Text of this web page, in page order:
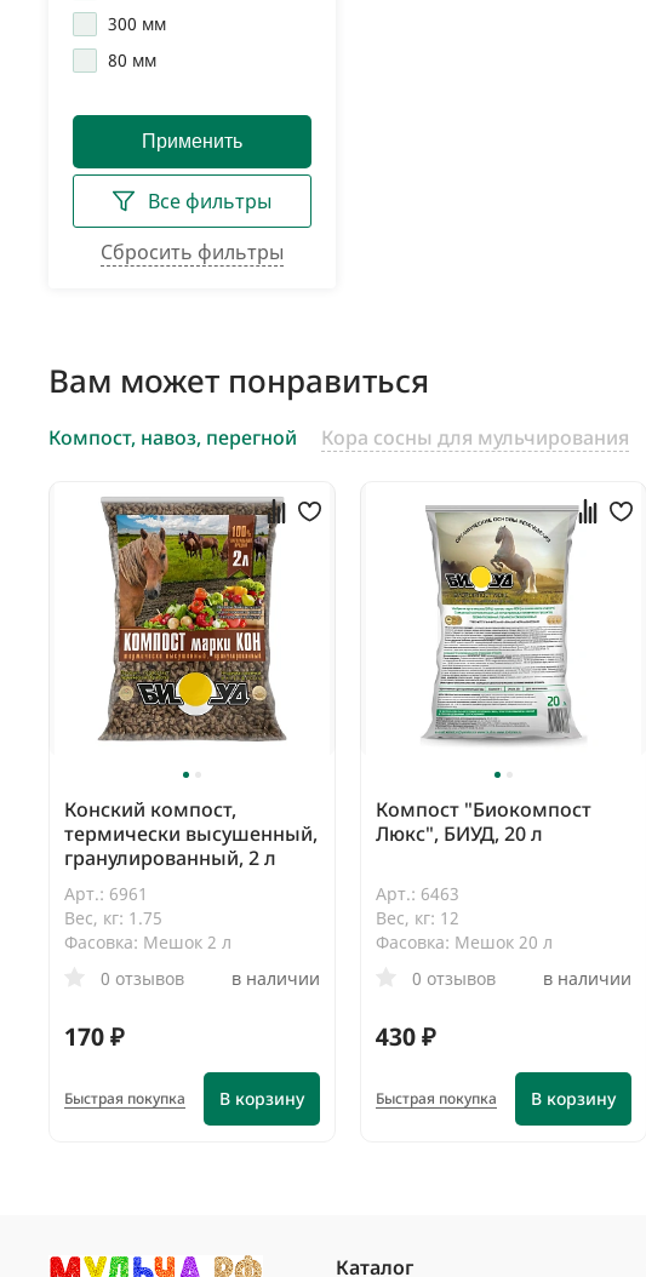
300 мм
80 мм
Все фильтры
Сбросить фильтры
Вам может понравиться
Компост, навоз, перегной Кора сосны для мульчирования
Конский компост,
термически высушенный,
гранулированный, 2 л
Арт.: 6961
Вес, кг: 1.75
Фасовка: Мешок 2 л
0 отзывов
в наличии
170 ₽
В корзину
Быстрая покупка
Компост "Биокомпост
Люкс", БИУД, 20 л
Арт.: 6463
Вес, кг: 12
Фасовка: Мешок 20 л
0 отзывов
в наличии
430 ₽
В корзину
Быстрая покупка
Каталог